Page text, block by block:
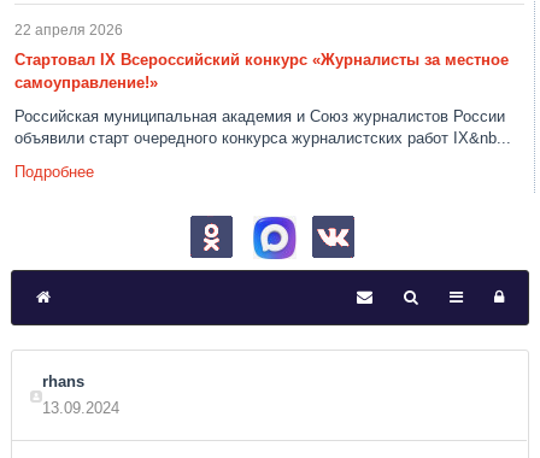
22 апреля 2026
Стартовал IX Всероссийский конкурс «Журналисты за местное
самоуправление!»
Российская муниципальная академия и Союз журналистов России
объявили старт очередного конкурса журналистских работ IX&nb...
Подробнее
rhans
13.09.2024